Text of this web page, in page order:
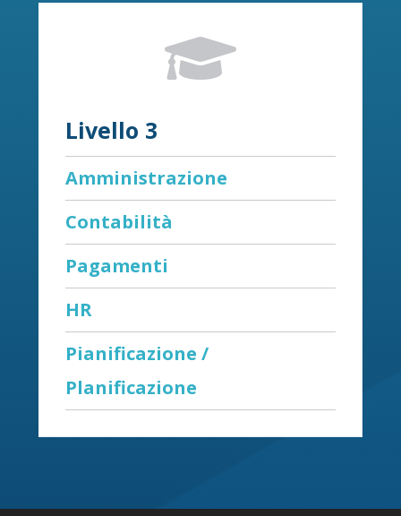

Livello 3
Amministrazione
Contabilità
Pagamenti
HR
Pianificazione /
Planificazione